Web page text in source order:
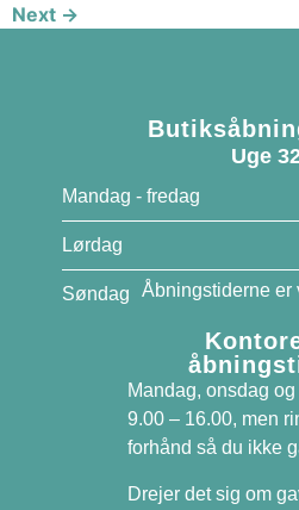
Next →
Uge
Mandag - fredag
Lørdag
Søndag Åbningstiderne er
Mandag, onsdag
9.00 – 16.00, men
forhånd så du ikke
Drejer det sig om